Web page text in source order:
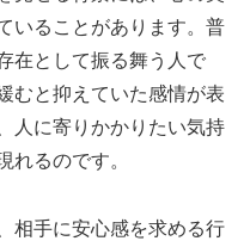
いることがあります。普
在として振る舞う人で
むと抑えていた感情が表
人に寄りかかりたい気持
れるのです。
相手に安心感を求める行